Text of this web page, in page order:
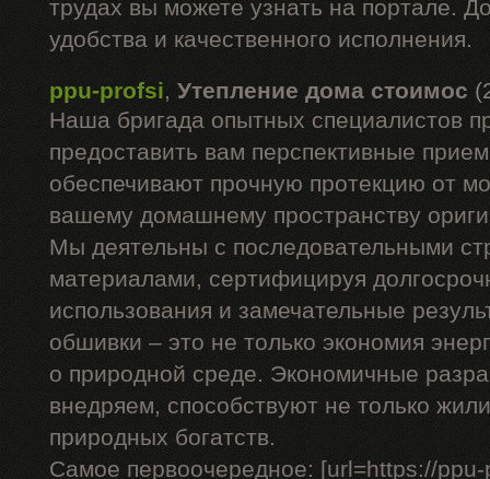
трудах вы можете узнать на портале.
удобства и качественного исполнения.
ppu-profsi, Утепление дома стоимос
Наша бригада опытных специалистов
предоставить вам перспективные
обеспечивают прочную протекцию от
вашему домашнему пространству
Мы деятельны с последовательными
материалами, сертифицируя
использования и замечательные
обшивки – это не только экономия
о природной среде. Экономичные
внедряем, способствуют не только
природных богатств.
Самое первоочередное: [url=https://